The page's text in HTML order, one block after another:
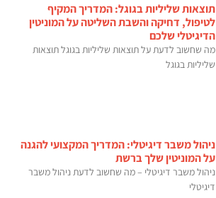
תוצאות שליליות בגוגל: המדריך המקיף
לטיפול, דחיקה והשבת השליטה על המוניטין
הדיגיטלי שלכם
מה שחשוב לדעת על תוצאות שליליות בגוגל תוצאות
שליליות בגוגל
ניהול משבר דיגיטלי: המדריך המקצועי להגנה
על המוניטין שלך ברשת
ניהול משבר דיגיטלי – מה שחשוב לדעת ניהול משבר
דיגיטלי